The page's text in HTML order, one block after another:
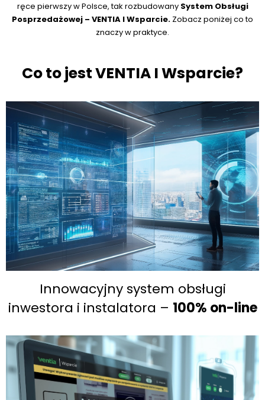
ręce pierwszy w Polsce, tak rozbudowany System Obsługi
Posprzedażowej – VENTIA I Wsparcie. Zobacz poniżej co to
znaczy w praktyce.
Co to jest VENTIA I Wsparcie?
Innowacyjny system obsługi
inwestora i instalatora – 100% on-line